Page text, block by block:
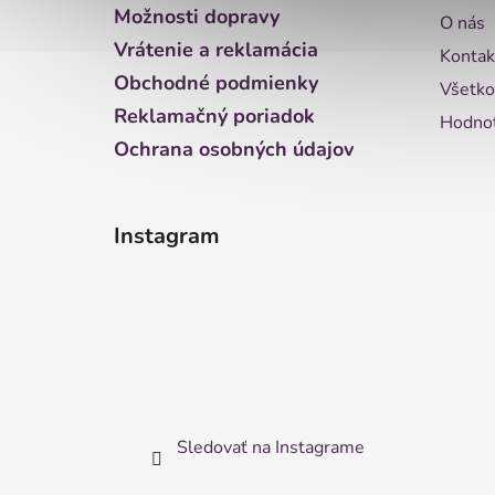
Možnosti dopravy
Vrátenie a reklamácia
Obchodné podmienky
Reklamačný poriadok
Ochrana osobných údajov
O nás
Instagram
Sledovať na Instagrame